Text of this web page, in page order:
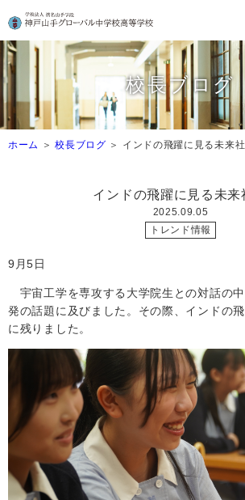
校長ブログ
ホーム 校長ブログ インドの飛躍に見る未来
インドの飛躍に見る未来
2025.09.05
トレンド情報
9月5日
宇宙工学を専攻する大学院生との対話の
発の話題に及びました。その際、インドの
に残りました。